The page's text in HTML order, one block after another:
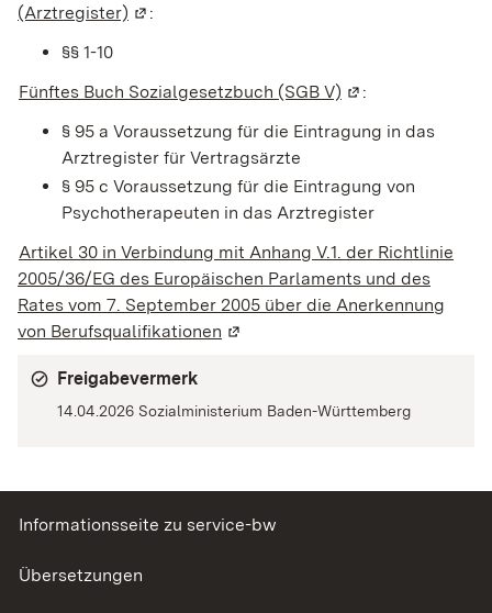
(Arztregister) (Wird in einem neuen Fenster geöffnet)
:
§§ 1-10
Fünftes Buch Sozialgesetzbuch (SGB V) (Wird in einem
:
§ 95 a Voraussetzung für die Eintragung in das
Arztregister für Vertragsärzte
§ 95 c Voraussetzung für die Eintragung von
Psychotherapeuten in das Arztregister
Artikel 30 in Verbindung mit Anhang V.1. der Richtlinie
2005/36/EG des Europäischen Parlaments und des
Rates vom 7. September 2005 über die Anerkennung
von Berufsqualifikationen (Wird in einem neuen Fenster
Freigabevermerk
14.04.2026 Sozialministerium Baden-Württemberg
Informationsseite zu service-bw
Übersetzungen